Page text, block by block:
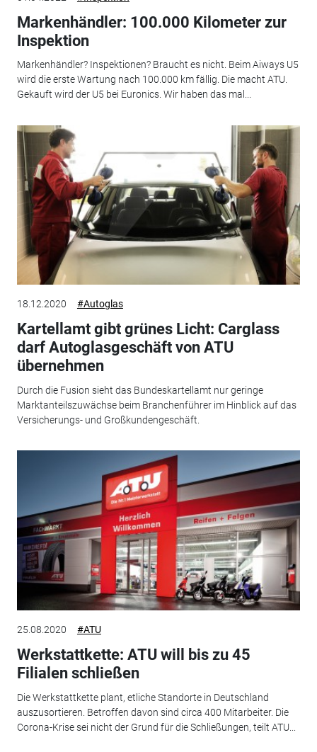
Markenhändler: 100.000 Kilometer zur
Inspektion
Markenhändler? Inspektionen? Braucht es nicht. Beim Aiways U5
wird die erste Wartung nach 100.000 km fällig. Die macht ATU.
Gekauft wird der U5 bei Euronics. Wir haben das mal...
18.12.2020 #Autoglas
Kartellamt gibt grünes Licht: Carglass
darf Autoglasgeschäft von ATU
übernehmen
Durch die Fusion sieht das Bundeskartellamt nur geringe
Marktanteilszuwächse beim Branchenführer im Hinblick auf das
Versicherungs- und Großkundengeschäft.
25.08.2020 #ATU
Werkstattkette: ATU will bis zu 45
Filialen schließen
Die Werkstattkette plant, etliche Standorte in Deutschland
auszusortieren. Betroffen davon sind circa 400 Mitarbeiter. Die
Corona-Krise sei nicht der Grund für die Schließungen, teilt ATU...